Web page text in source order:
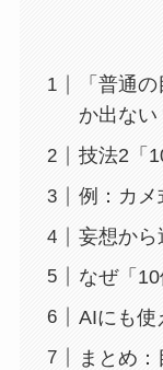
「普通
か出ない
技法2「
例：カメ
妄想から
なぜ「
AIにも使
まとめ